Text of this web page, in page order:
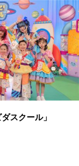
スクール」